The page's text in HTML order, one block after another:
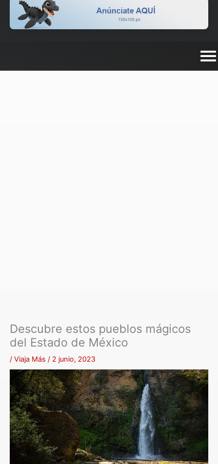
Descubre estos pueblos mágicos
del Estado de México
/ Viaja Más / 2 junio, 2023